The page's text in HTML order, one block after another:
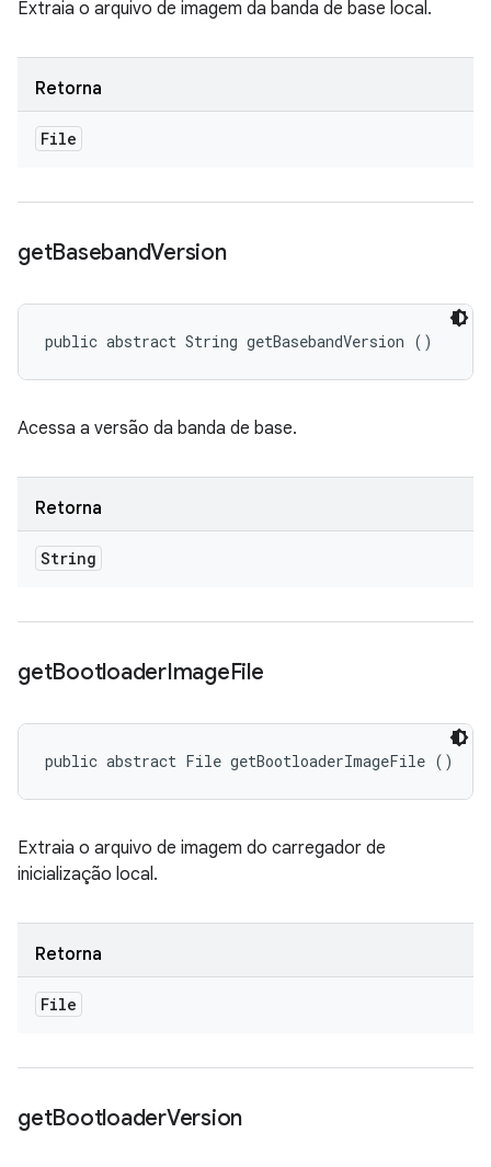
Extraia o arquivo de imagem da banda de base local.
Retorna
File
getBasebandVersion
public abstract String getBasebandVersion ()
Acessa a versão da banda de base.
Retorna
String
getBootloaderImageFile
public abstract File getBootloaderImageFile ()
Extraia o arquivo de imagem do carregador de
inicialização local.
Retorna
File
getBootloaderVersion